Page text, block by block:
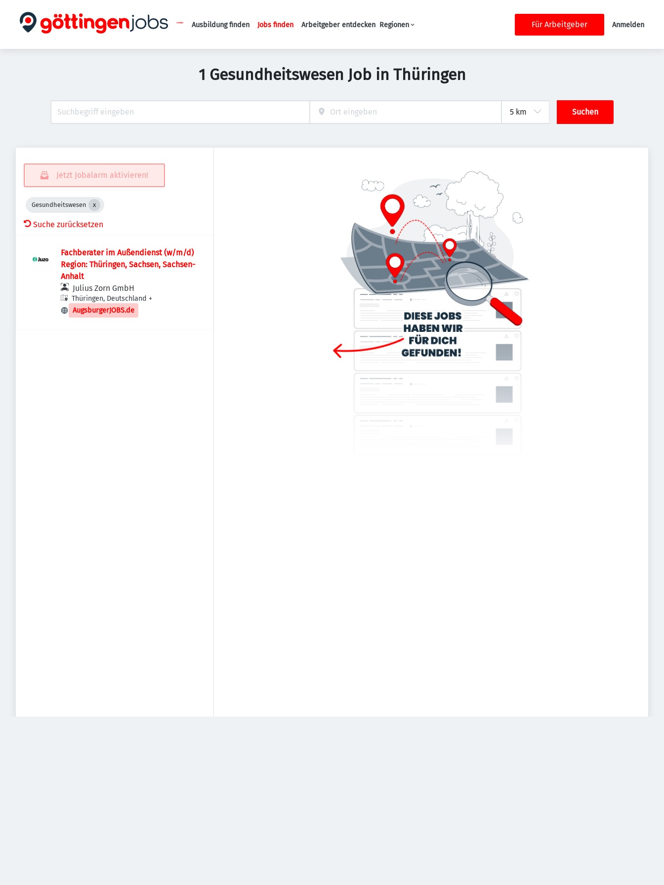
Haupt-Navigation
Ausbildung finden Jobs finden Arbeitgeber entdecken Regionen Für Arbeitgeber Anmelden
1 Gesundheitswesen Job in Thüringen
Suchen
Jetzt Jobalarm aktivieren!
Gesundheitswesen
Suche zurücksetzen
Fachberater im Außendienst (w/m/d)
Region: Thüringen, Sachsen, Sachsen-
Anhalt
Julius Zorn GmbH
Thüringen, Deutschland +
AugsburgerJOBS.de